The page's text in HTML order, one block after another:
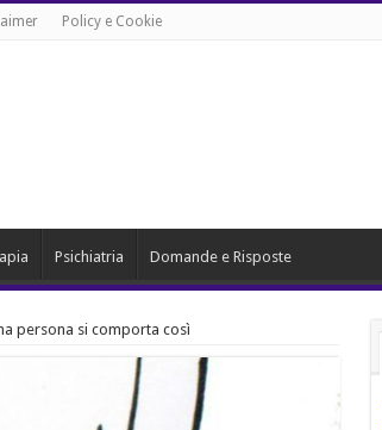
Policy e Cookie
Psichiatria Domande e Risposte
persona si comporta così